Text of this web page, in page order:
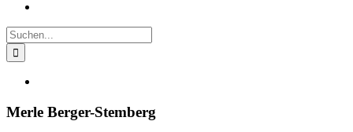
Suche
nach:
Bild
Merle Berger-Stemberg